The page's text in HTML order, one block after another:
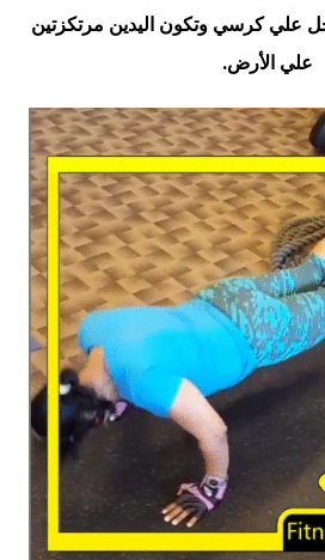
علي كرسي وتكون اليدين مرتكزتين
علي الأرض.